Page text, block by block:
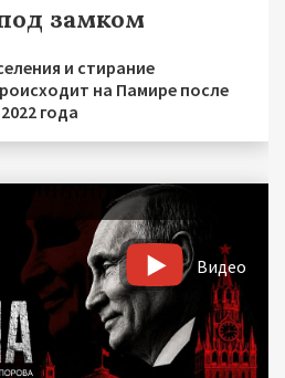
замком
и стирание
на Памире после
года
Видео